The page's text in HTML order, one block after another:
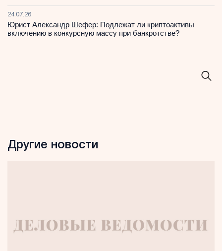
24.07.26
Юрист Александр Шефер: Подлежат ли криптоактивы
включению в конкурсную массу при банкротстве?
Другие новости